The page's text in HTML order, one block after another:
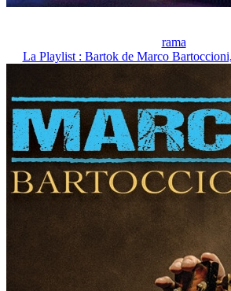
rama
La Playlist : Bartok de Marco